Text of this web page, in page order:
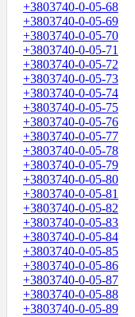
+3803740-0-05-68
+3803740-0-05-69
+3803740-0-05-70
+3803740-0-05-71
+3803740-0-05-72
+3803740-0-05-73
+3803740-0-05-74
+3803740-0-05-75
+3803740-0-05-76
+3803740-0-05-77
+3803740-0-05-78
+3803740-0-05-79
+3803740-0-05-80
+3803740-0-05-81
+3803740-0-05-82
+3803740-0-05-83
+3803740-0-05-84
+3803740-0-05-85
+3803740-0-05-86
+3803740-0-05-87
+3803740-0-05-88
+3803740-0-05-89